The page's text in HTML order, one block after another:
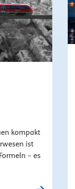
kompakt
ist
– es